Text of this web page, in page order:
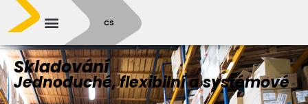
CS
Skladování
Jednoduché, flexibilní a systémové